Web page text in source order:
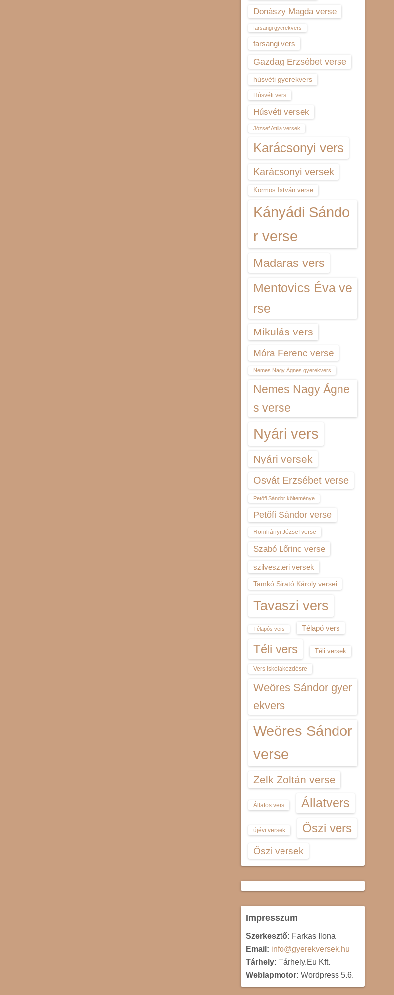
Donászy Magda verse
farsangi gyerekvers
farsangi vers
Gazdag Erzsébet verse
húsvéti gyerekvers
Húsvéti vers
Húsvéti versek
József Attila versek
Karácsonyi vers
Karácsonyi versek
Kormos István verse
Kányádi Sándo
r verse
Madaras vers
Mentovics Éva ve
rse
Mikulás vers
Móra Ferenc verse
Nemes Nagy Ágnes gyerekvers
Nemes Nagy Ágne
s verse
Nyári vers
Nyári versek
Osvát Erzsébet verse
Petőfi Sándor költeménye
Petőfi Sándor verse
Romhányi József verse
Szabó Lőrinc verse
szilveszteri versek
Tamkó Sirató Károly versei
Tavaszi vers
Télapós vers Télapó vers
Téli vers Téli versek
Vers iskolakezdésre
Weöres Sándor gyer
ekvers
Weöres Sándor
verse
Zelk Zoltán verse
Állatos vers Állatvers
újévi versek Őszi vers
Őszi versek
Impresszum
Szerkesztő: Farkas Ilona
Email: info@gyerekversek.hu
Tárhely: Tárhely.Eu Kft.
Weblapmotor: Wordpress 5.6.